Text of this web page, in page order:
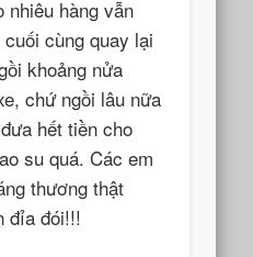
nhiêu hàng vẫn
cùng quay lại
khoảng nửa
chứ ngồi lâu nữa
hết tiền cho
su quá. Các em
thương thật
đỉa đói!!!